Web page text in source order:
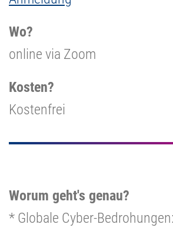
Wo?
online via Zoom
Kosten?
Kostenfrei
Worum geht's genau?
* Globale Cyber-